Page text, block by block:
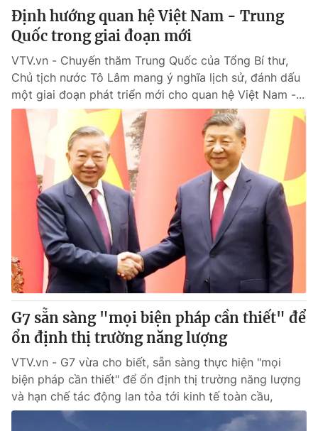
Tổng đài VTV:024.38 355 931 - 024.38 355 932
Ðiện thoại Thời báo VTV:024.66 897 897
toasoan@vtv.vn
Liên hệ quảng cáo: 024-7300.7108
® Cấm sao chép dưới mọi hình thức nếu không có sự chấp
thuận bằng văn bản. Ghi rõ nguồn VTV.vn khi phát hành lại
thông tin từ website này.
Định hướng quan hệ Việt Nam - Trung
Quốc trong giai đoạn mới
VTV.vn - Chuyến thăm Trung Quốc của Tổng Bí thư,
Chủ tịch nước Tô Lâm mang ý nghĩa lịch sử, đánh dấu
một giai đoạn phát triển mới cho quan hệ Việt Nam -...
G7 sẵn sàng "mọi biện pháp cần thiết" để
ổn định thị trường năng lượng
VTV.vn - G7 vừa cho biết, sẵn sàng thực hiện "mọi
biện pháp cần thiết" để ổn định thị trường năng lượng
và hạn chế tác động lan tỏa tới kinh tế toàn cầu,